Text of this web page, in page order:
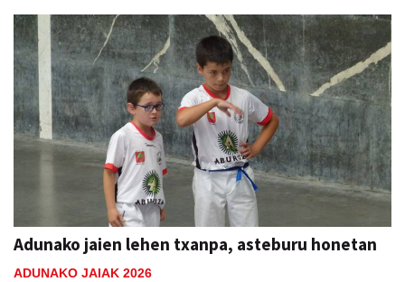
Adunako jaien lehen txanpa, asteburu honetan
ADUNAKO JAIAK 2026